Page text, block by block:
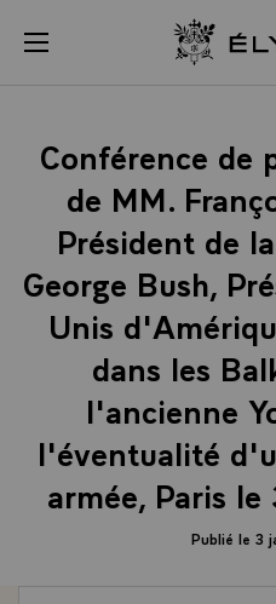
menu
Conférence de
de MM.
Président de
George Bush,
Unis
dans les
l'ancienne
l'éventualité
armée, Paris
Publié le 3
Panneau de gestion des cookies